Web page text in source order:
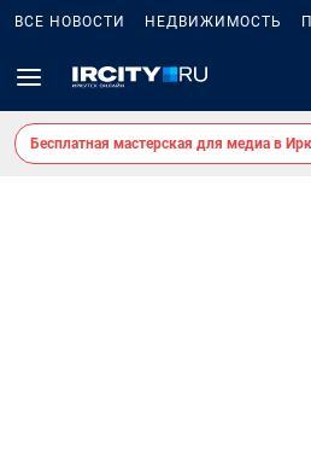
ВСЕ НОВОСТИ НЕДВИЖИМОСТЬ
Бесплатная мастерская для медиа в